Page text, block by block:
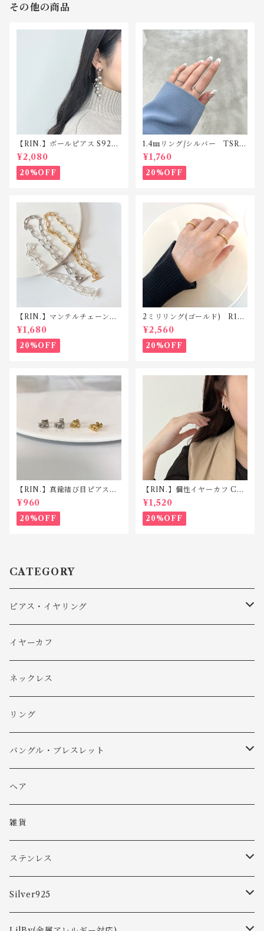
その他の商品
【RIN.】ボールピアス S925
ポスト TP002
¥2,080
20%OFF
1.4㎜リング/シルバー TSR0
03 サージカルステンレス
¥1,760
20%OFF
【RIN.】マンテルチェーンネ
ックレス N003
¥1,680
20%OFF
2ミリリング(ゴールド) R119
silver925
¥2,560
20%OFF
【RIN.】真鍮結び目ピアス
P130
¥960
20%OFF
【RIN.】個性イヤーカフ C01
7
¥1,520
20%OFF
CATEGORY
ピアス・イヤリング
ピアス
イヤリング
イヤーカフ
ネックレス
リング
バングル・ブレスレット
バングル
ブレスレット
ヘア
雑貨
ステンレス
ピアス
Silver925